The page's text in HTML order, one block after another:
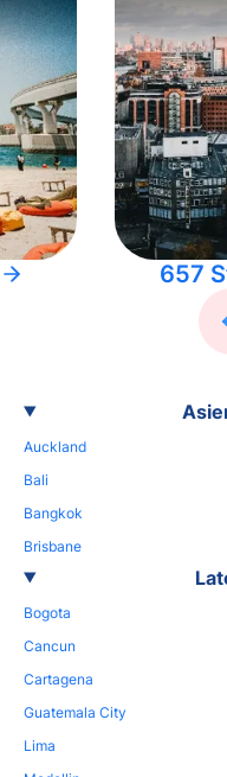
657
Auckland
Bali
Bangkok
Brisbane
Bogota
Cancun
Cartagena
Guatemala City
Lima